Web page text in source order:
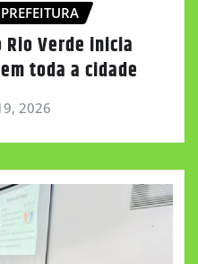
PREFEITURA
Verde inicia
toda a cidade
2026